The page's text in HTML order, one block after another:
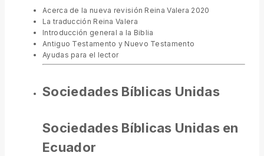
Acerca de la nueva revisión Reina Valera 2020
La traducción Reina Valera
Introducción general a la Biblia
Antiguo Testamento y Nuevo Testamento
Ayudas para el lector
Sociedades Bíblicas Unidas
Sociedades Bíblicas Unidas en
Ecuador